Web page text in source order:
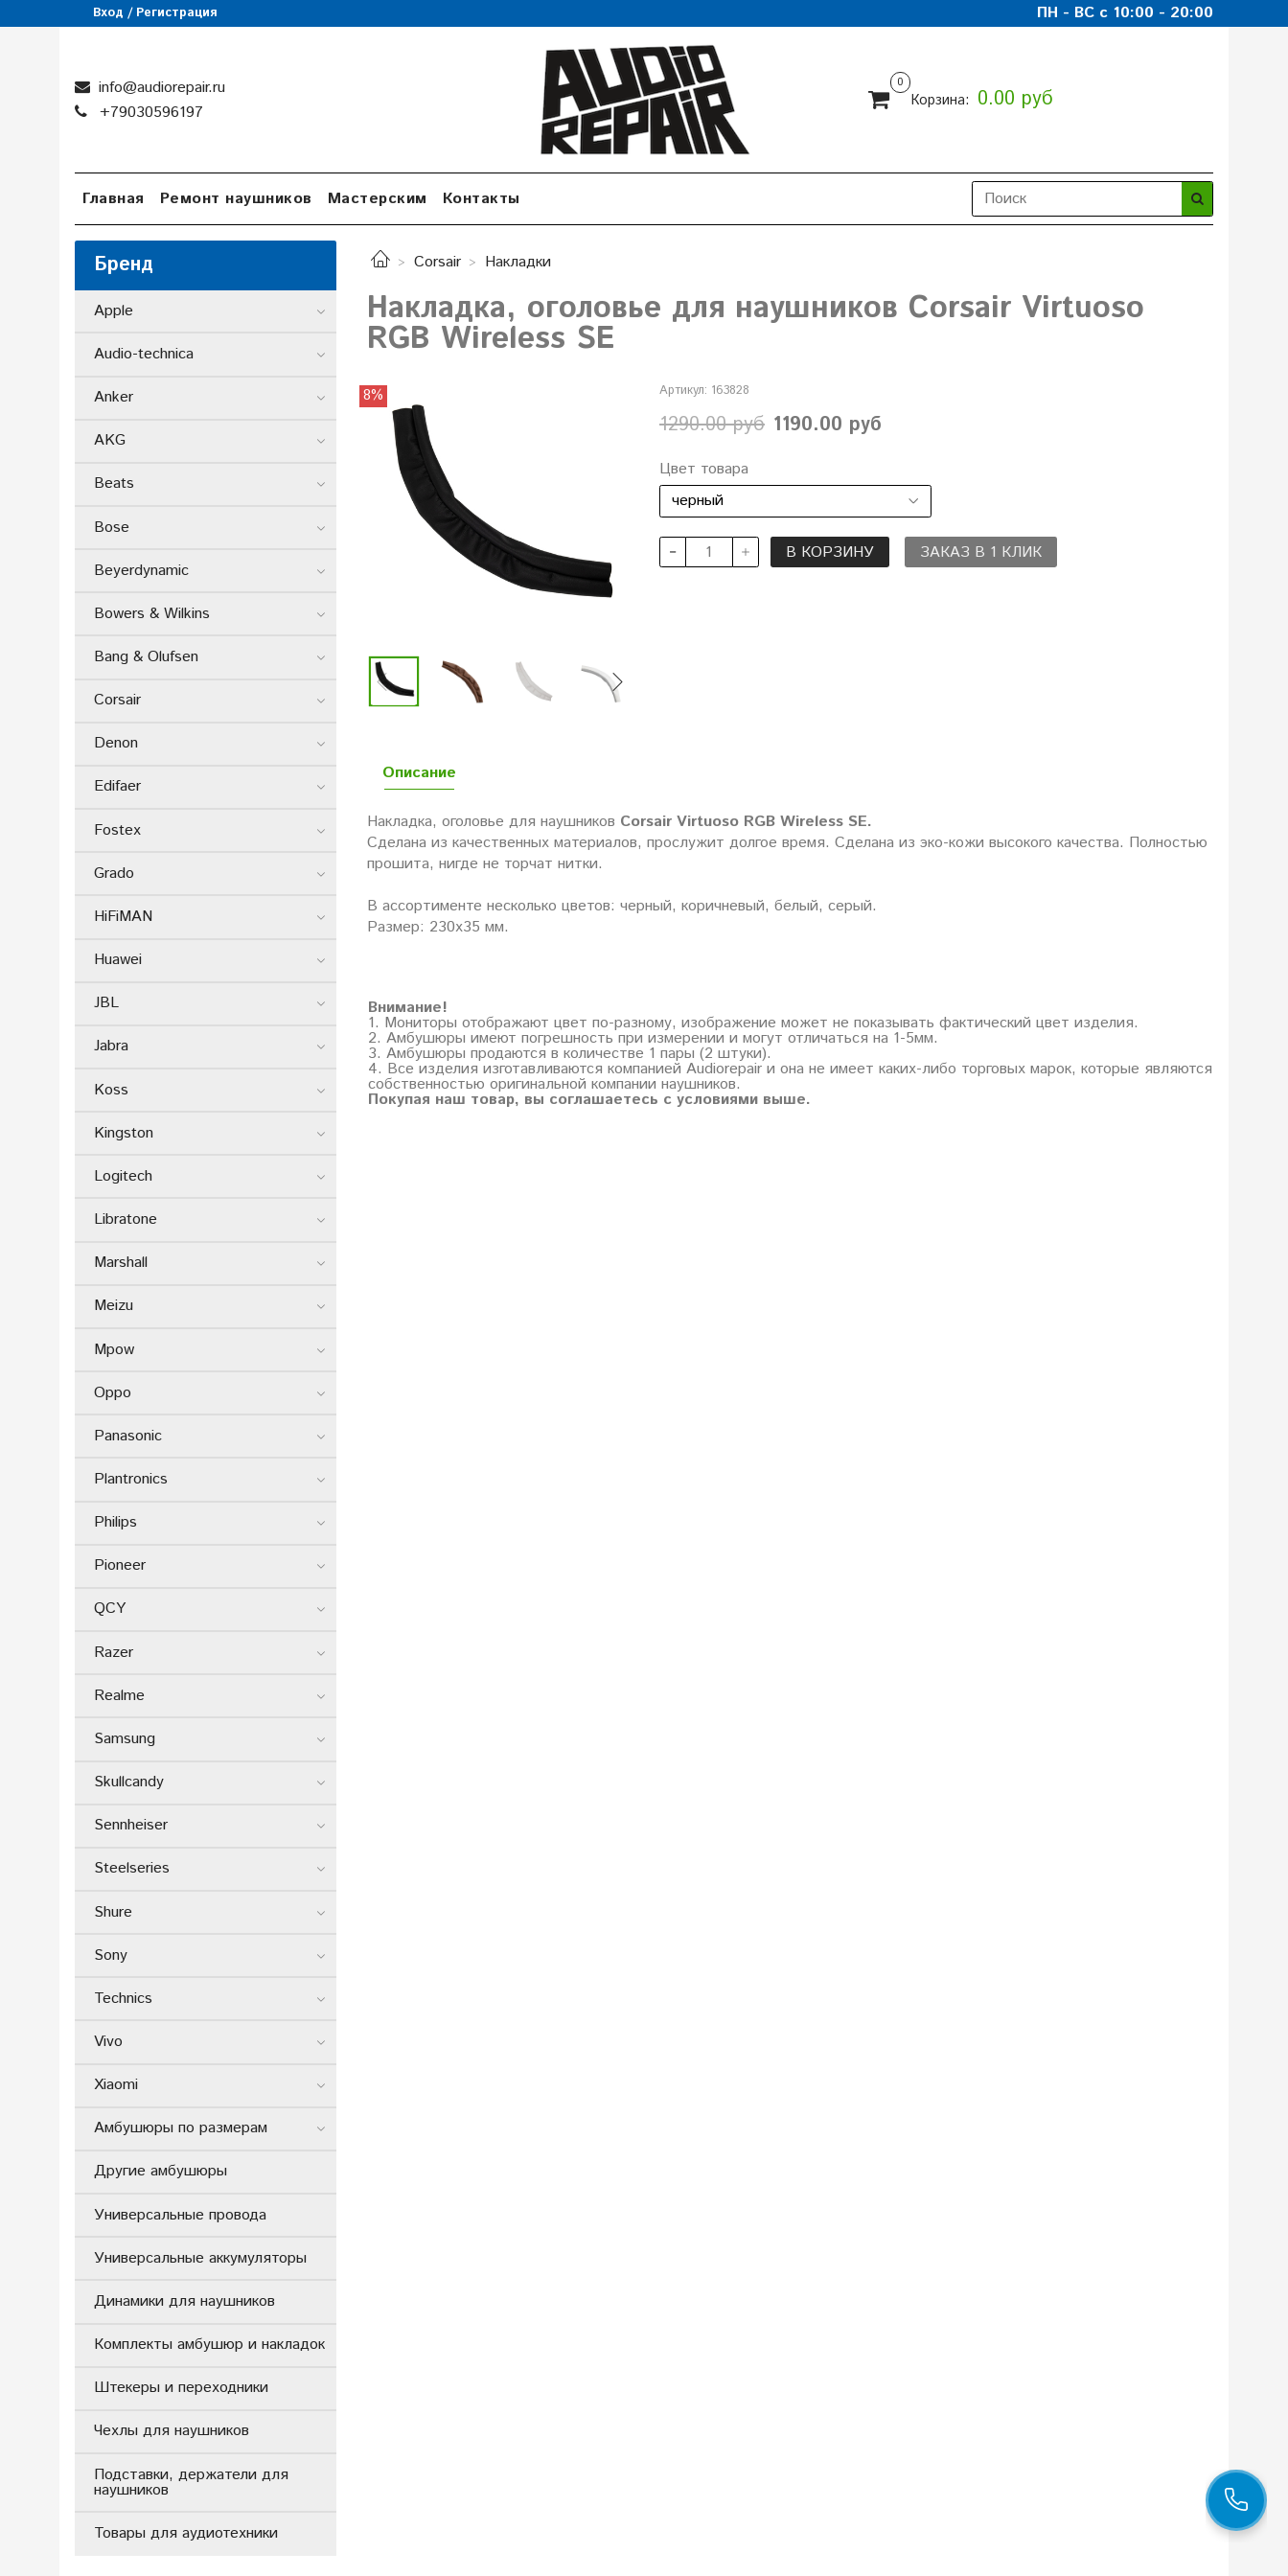
Вход / Регистрация ПН - ВС с 10:00 - 20:00
info@audiorepair.ru
+79030596197
0
Корзина: 0.00 руб
Главная Ремонт наушников Мастерским Контакты
Corsair Накладки
Накладка, оголовье для наушников Corsair Virtuoso
RGB Wireless SE
8% Артикул: 163828
1290.00 руб 1190.00 руб
Цвет товара
В КОРЗИНУ ЗАКАЗ В 1 КЛИК
Описание
Накладка, оголовье для наушников Corsair Virtuoso RGB Wireless SE.
Сделана из качественных материалов, прослужит долгое время. Сделана из эко-кожи высокого качества. Полностью
прошита, нигде не торчат нитки.
В ассортименте несколько цветов: черный, коричневый, белый, серый.
Размер: 230х35 мм.
Внимание!
1. Мониторы отображают цвет по-разному, изображение может не показывать фактический цвет изделия.
2. Амбушюры имеют погрешность при измерении и могут отличаться на 1-5мм.
3. Амбушюры продаются в количестве 1 пары (2 штуки).
4. Все изделия изготавливаются компанией Audiorepair и она не имеет каких-либо торговых марок, которые являются
собственностью оригинальной компании наушников.
Покупая наш товар, вы соглашаетесь с условиями выше.
Бренд
Apple
Audio-technica
Anker
AKG
Beats
Bose
Beyerdynamic
Bowers & Wilkins
Bang & Olufsen
Corsair
Denon
Edifaer
Fostex
Grado
HiFiMAN
Huawei
JBL
Jabra
Koss
Kingston
Logitech
Libratone
Marshall
Meizu
Mpow
Oppo
Panasonic
Plantronics
Philips
Pioneer
QCY
Razer
Realme
Samsung
Skullcandy
Sennheiser
Steelseries
Shure
Sony
Technics
Vivo
Xiaomi
Амбушюры по размерам
Другие амбушюры
Универсальные провода
Универсальные аккумуляторы
Динамики для наушников
Комплекты амбушюр и накладок
Штекеры и переходники
Чехлы для наушников
Подставки, держатели для
наушников
Товары для аудиотехники